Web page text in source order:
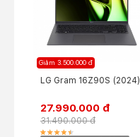
Giảm 3.500.000 đ
LG Gram 16Z90S (2024)
27.990.000 đ
31.490.000 đ